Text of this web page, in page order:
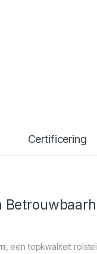
Certificering
, een topkwaliteit